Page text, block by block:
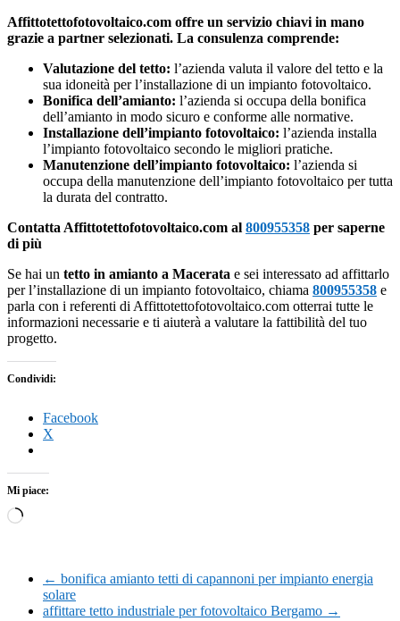
Affittotettofotovoltaico.com offre un servizio chiavi in mano
grazie a partner selezionati. La consulenza comprende:
Valutazione del tetto: l’azienda valuta il valore del tetto e la
sua idoneità per l’installazione di un impianto fotovoltaico.
Bonifica dell’amianto: l’azienda si occupa della bonifica
dell’amianto in modo sicuro e conforme alle normative.
Installazione dell’impianto fotovoltaico: l’azienda installa
l’impianto fotovoltaico secondo le migliori pratiche.
Manutenzione dell’impianto fotovoltaico: l’azienda si
occupa della manutenzione dell’impianto fotovoltaico per tutta
la durata del contratto.
Contatta Affittotettofotovoltaico.com al 800955358 per saperne
di più
Se hai un tetto in amianto a Macerata e sei interessato ad affittarlo
per l’installazione di un impianto fotovoltaico, chiama 800955358 e
parla con i referenti di Affittotettofotovoltaico.com otterrai tutte le
informazioni necessarie e ti aiuterà a valutare la fattibilità del tuo
progetto.
Condividi:
Facebook
X
Mi piace:
Caricamento
← bonifica amianto tetti di capannoni per impianto energia
solare
affittare tetto industriale per fotovoltaico Bergamo →